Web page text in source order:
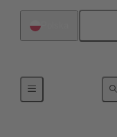
Prądu do 16 A